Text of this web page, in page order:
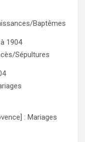
Baptêmes
1904
Sépultures
: Mariages